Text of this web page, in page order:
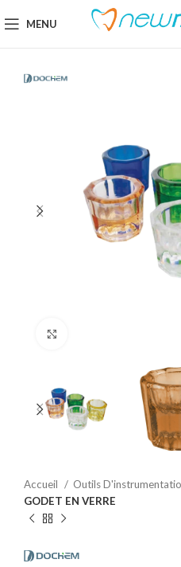
MENU
Accueil Outils
GODET EN VERRE